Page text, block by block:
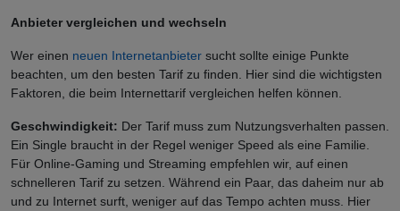
Anbieter vergleichen und wechseln
Wer einen neuen Internetanbieter sucht sollte einige Punkte
beachten, um den besten Tarif zu finden. Hier sind die wichtigsten
Faktoren, die beim Internettarif vergleichen helfen können.
Geschwindigkeit: Der Tarif muss zum Nutzungsverhalten passen.
Ein Single braucht in der Regel weniger Speed als eine Familie.
Für Online-Gaming und Streaming empfehlen wir, auf einen
schnelleren Tarif zu setzen. Während ein Paar, das daheim nur ab
und zu Internet surft, weniger auf das Tempo achten muss. Hier